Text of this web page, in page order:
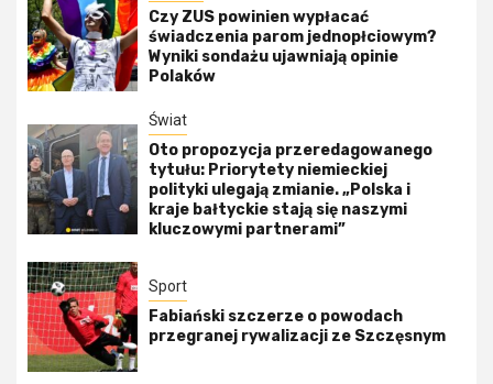
Czy ZUS powinien wypłacać
świadczenia parom jednopłciowym?
Wyniki sondażu ujawniają opinie
Polaków
Świat
Oto propozycja przeredagowanego
tytułu: Priorytety niemieckiej
polityki ulegają zmianie. „Polska i
kraje bałtyckie stają się naszymi
kluczowymi partnerami”
Sport
Fabiański szczerze o powodach
przegranej rywalizacji ze Szczęsnym